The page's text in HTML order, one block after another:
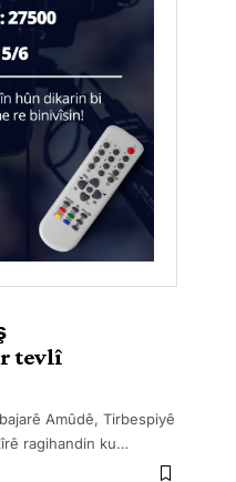
tevlî
Amûdê, Tirbespiyê
ragihandin ku…